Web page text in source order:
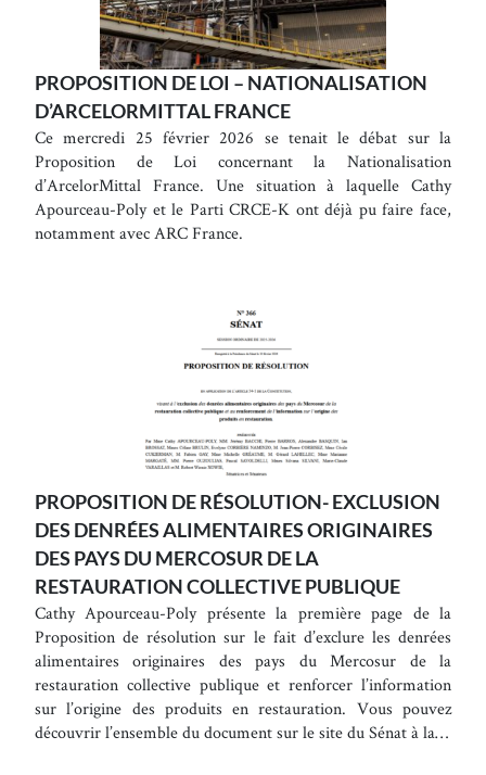
PROPOSITION DE LOI – NATIONALISATION
D’ARCELORMITTAL FRANCE
Ce mercredi 25 février 2026 se tenait le débat sur la
Proposition de Loi concernant la Nationalisation
d’ArcelorMittal France. Une situation à laquelle Cathy
Apourceau-Poly et le Parti CRCE-K ont déjà pu faire face,
notamment avec ARC France.
PROPOSITION DE RÉSOLUTION- EXCLUSION
DES DENRÉES ALIMENTAIRES ORIGINAIRES
DES PAYS DU MERCOSUR DE LA
RESTAURATION COLLECTIVE PUBLIQUE
Cathy Apourceau-Poly présente la première page de la
Proposition de résolution sur le fait d’exclure les denrées
alimentaires originaires des pays du Mercosur de la
restauration collective publique et renforcer l’information
sur l’origine des produits en restauration. Vous pouvez
découvrir l’ensemble du document sur le site du Sénat à la…